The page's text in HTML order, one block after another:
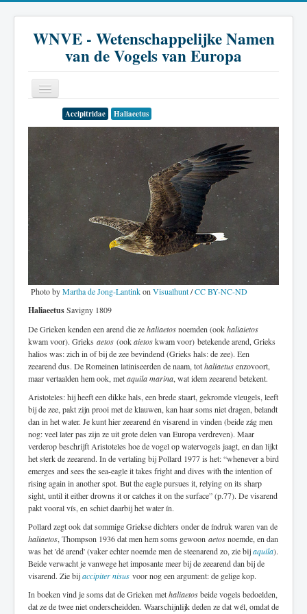
WNVE - Wetenschappelijke Namen
van de Vogels van Europa
Inleiding
Soort
Genus
Familie
Literatuur
Accipitridae Haliaeetus
Photo byMartha de Jong-Lantinkon Visualhunt/CC BY-NC-ND
HaliaeetusSavigny 1809
De Grieken kenden een arend die zehaliaetosnoemden (ookhaliaietos
kwam voor). Grieks aetos (ookaietoskwam voor) betekende arend, Grieks
halios was: zich in of bij de zee bevindend (Grieks hals: de zee). Een
zeearend dus. De Romeinen latiniseerden de naam, tothaliaetusenzovoort,
maar vertaalden hem ook, metaquila marina, wat idem zeearend betekent.
Aristoteles: hij heeft een dikke hals, een brede staart, gekromde vleugels, leeft
bij de zee, pakt zijn prooi met de klauwen, kan haar soms niet dragen, belandt
dan in het water. Je kunt hier zeearend én visarend in vinden (beide zág men
nog: veel later pas zijn ze uit grote delen van Europa verdreven). Maar
verderop beschrijft Aristoteles hoe de vogel op watervogels jaagt, en dan lijkt
het sterk de zeearend. In de vertaling bij Pollard 1977 is het: “whenever a bird
emerges and sees the sea-eagle it takes fright and dives with the intention of
rising again in another spot. But the eagle pursues it, relying on its sharp
sight, until it either drowns it or catches it on the surface” (p.77). De visarend
pakt vooral vís, en schiet daarbij het water ín.
Pollard zegt ook dat sommige Griekse dichters onder de índruk waren van de
haliaetos, Thompson 1936 dat men hem soms gewoon aetosnoemde, en dan
was het 'dé arend' (vaker echter noemde men de steenarend zo, zie bijaquila).
Beide verwacht je vanwege het imposante meer bij de zeearend dan bij de
visarend. Zie bijaccipiter nisus voor nog een argument: de gelige kop.
In boeken vind je soms dat de Grieken methaliaetosbeide vogels bedoelden,
dat ze de twee niet onderscheidden. Waarschijnlijk deden ze dat wél, omdat de